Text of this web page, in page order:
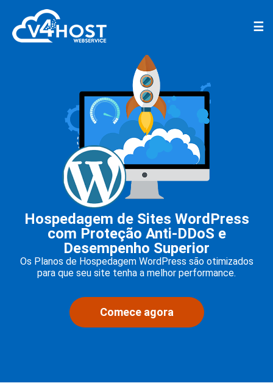
☰
Hospedagem de Sites WordPress
com Proteção Anti-DDoS e
Desempenho Superior
Os Planos de Hospedagem WordPress são otimizados
para que seu site tenha a melhor performance.
Comece agora